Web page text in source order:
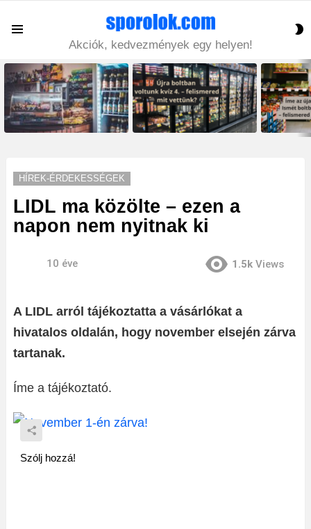
Akciók, kedvezmények egy helyen!
LATEST
STORIES
HÍREK-ÉRDEKESSÉGEK
LIDL ma közölte – ezen a
napon nem nyitnak ki
10 éve 1.5k Views
A LIDL arról tájékoztatta a vásárlókat a
hivatalos oldalán, hogy november elsején zárva
tartanak.
Íme a tájékoztató.
Szólj hozzá!